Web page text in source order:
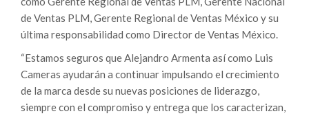
de Ventas PLM, Gerente Regional de Ventas México y su
última responsabilidad como Director de Ventas México.
“Estamos seguros que Alejandro Armenta así como Luis
Cameras ayudarán a continuar impulsando el crecimiento
de la marca desde su nuevas posiciones de liderazgo,
siempre con el compromiso y entrega que los caracterizan,